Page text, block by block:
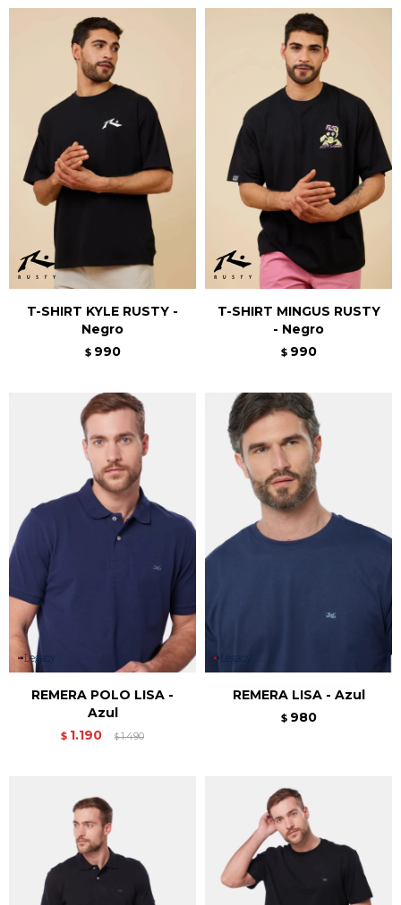
T-SHIRT KYLE RUSTY -
Negro
$ 990
T-SHIRT MINGUS RUSTY
- Negro
$ 990
REMERA POLO LISA -
Azul
$ 1.190 $1.490
REMERA LISA - Azul
$ 980